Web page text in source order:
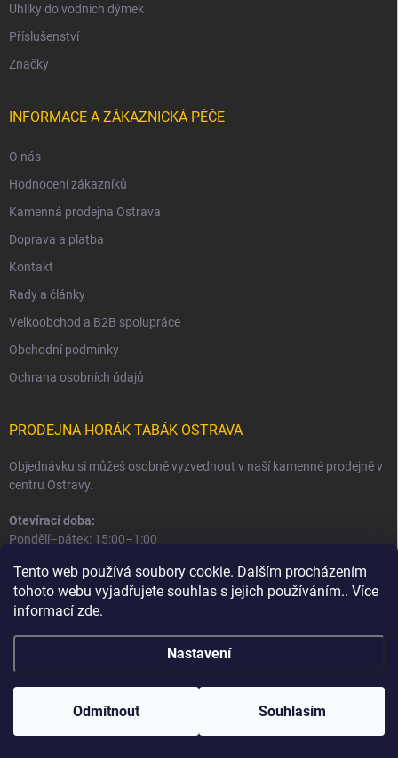
Tento web používá soubory cookie. Dalším procházením
tohoto webu vyjadřujete souhlas s jejich používáním.. Více
informací zde.
Nastavení
Odmítnout Souhlasím
Uhlíky do vodních dýmek
Příslušenství
Značky
INFORMACE A ZÁKAZNICKÁ PÉČE
O nás
Hodnocení zákazníků
Kamenná prodejna Ostrava
Doprava a platba
Kontakt
Rady a články
Velkoobchod a B2B spolupráce
Obchodní podmínky
Ochrana osobních údajů
PRODEJNA HORÁK TABÁK OSTRAVA
Objednávku si můžeš osobně vyzvednout v naší kamenné prodejně v
centru Ostravy.
Otevírací doba:
Pondělí–pátek: 15:00–1:00
Informace o prodejně a osobním odběru
Copyright 2026Horák Tabák. Všechna práva vyhrazena.